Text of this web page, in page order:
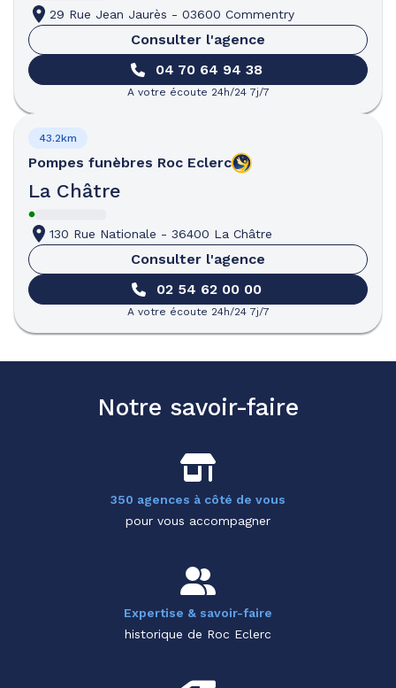
29 Rue Jean Jaurès - 03600 Commentry
Consulter l'agence
04 70 64 94 38
A votre écoute 24h/24 7j/7
Pompes funèbres Roc Eclerc
La Châtre
43.2km
130 Rue Nationale - 36400 La Châtre
Consulter l'agence
02 54 62 00 00
A votre écoute 24h/24 7j/7
Notre savoir-faire
350 agences à côté de vous
pour vous accompagner
Expertise & savoir-faire
historique de Roc Eclerc